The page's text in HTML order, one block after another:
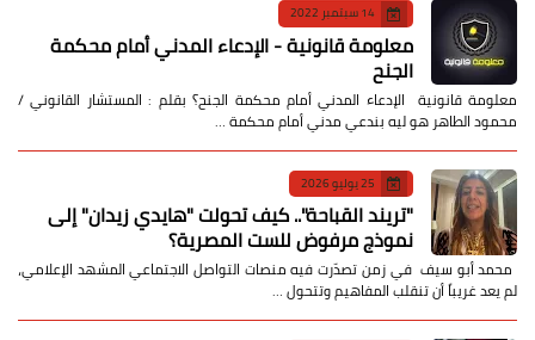
14 سبتمبر 2022
معلومة قانونية - الإدعاء المدني أمام محكمة
الجنح
معلومة قانونية الإدعاء المدني أمام محكمة الجنح؟ بقلم : المستشار القانوني /
محمود الطاهر هو ليه بندعي مدني أمام محكمة …
25 يوليو 2026
​"تريند القباحة".. كيف تحولت "هايدي زيدان" إلى
نموذج مرفوض للست المصرية؟
​ محمد أبو سيف ​في زمن تصدّرت فيه منصات التواصل الاجتماعي المشهد الإعلامي،
لم يعد غريباً أن تنقلب المفاهيم وتتحول …